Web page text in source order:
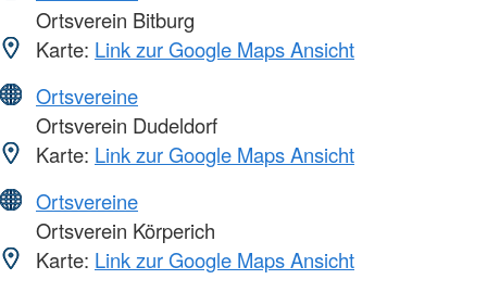
Ortsverein Bitburg
Karte: Link zur Google Maps Ansicht
Ortsvereine
Ortsverein Dudeldorf
Karte: Link zur Google Maps Ansicht
Ortsvereine
Ortsverein Körperich
Karte: Link zur Google Maps Ansicht